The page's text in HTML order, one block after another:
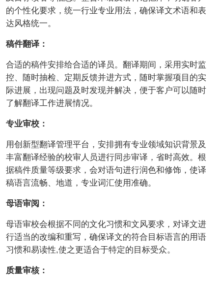
的个性化要求，统一行业专业用法，确保译文术语和表
达风格统一。
稿件翻译：
合适的稿件安排给合适的译员。翻译期间，采用实时监
控、随时抽检、定期反馈并进方式，随时掌握项目的实
际进展，出现问题及时发现并解决，便于客户可以随时
了解翻译工作进展情况。
专业审校：
用创新型翻译管理平台，安排拥有专业领域知识背景及
丰富翻译经验的校审人员进行同步审译，省时高效。根
据稿件质量等级要求，会对语句进行润色和修饰，使译
稿语言流畅、地道，专业词汇使用准确。
母语审阅：
母语审校会根据不同的文化习惯和文风要求，对译文进
行适当的改编和重写，确保译文的符合目标语言的用语
习惯和易读性,使之更适合于特定的目标受众。
质量审核：